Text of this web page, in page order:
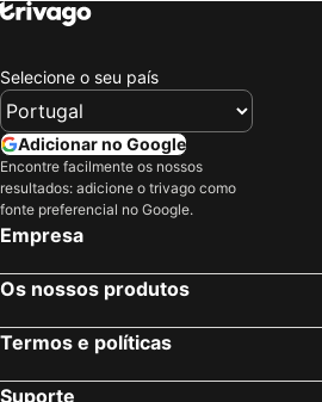
Selecione o seu país
Adicionar no Google
Encontre facilmente os nossos
resultados: adicione o trivago como
fonte preferencial no Google.
Empresa
Os nossos produtos
Termos e políticas
Suporte